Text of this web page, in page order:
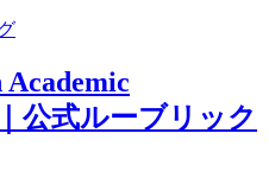
公式ルーブリック